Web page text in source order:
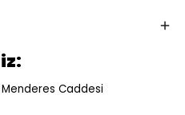
Caddesi